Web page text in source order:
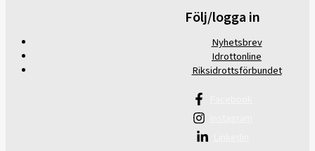
Följ/logga in
Nyhetsbrev
Idrottonline
Riksidrottsförbundet